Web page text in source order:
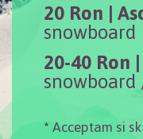
20 Ron |
snowboard
20-40 Ron |
*Acceptam si